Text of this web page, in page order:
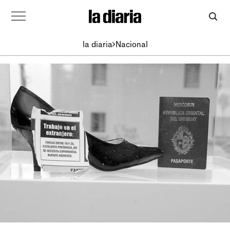
la diaria Nacional